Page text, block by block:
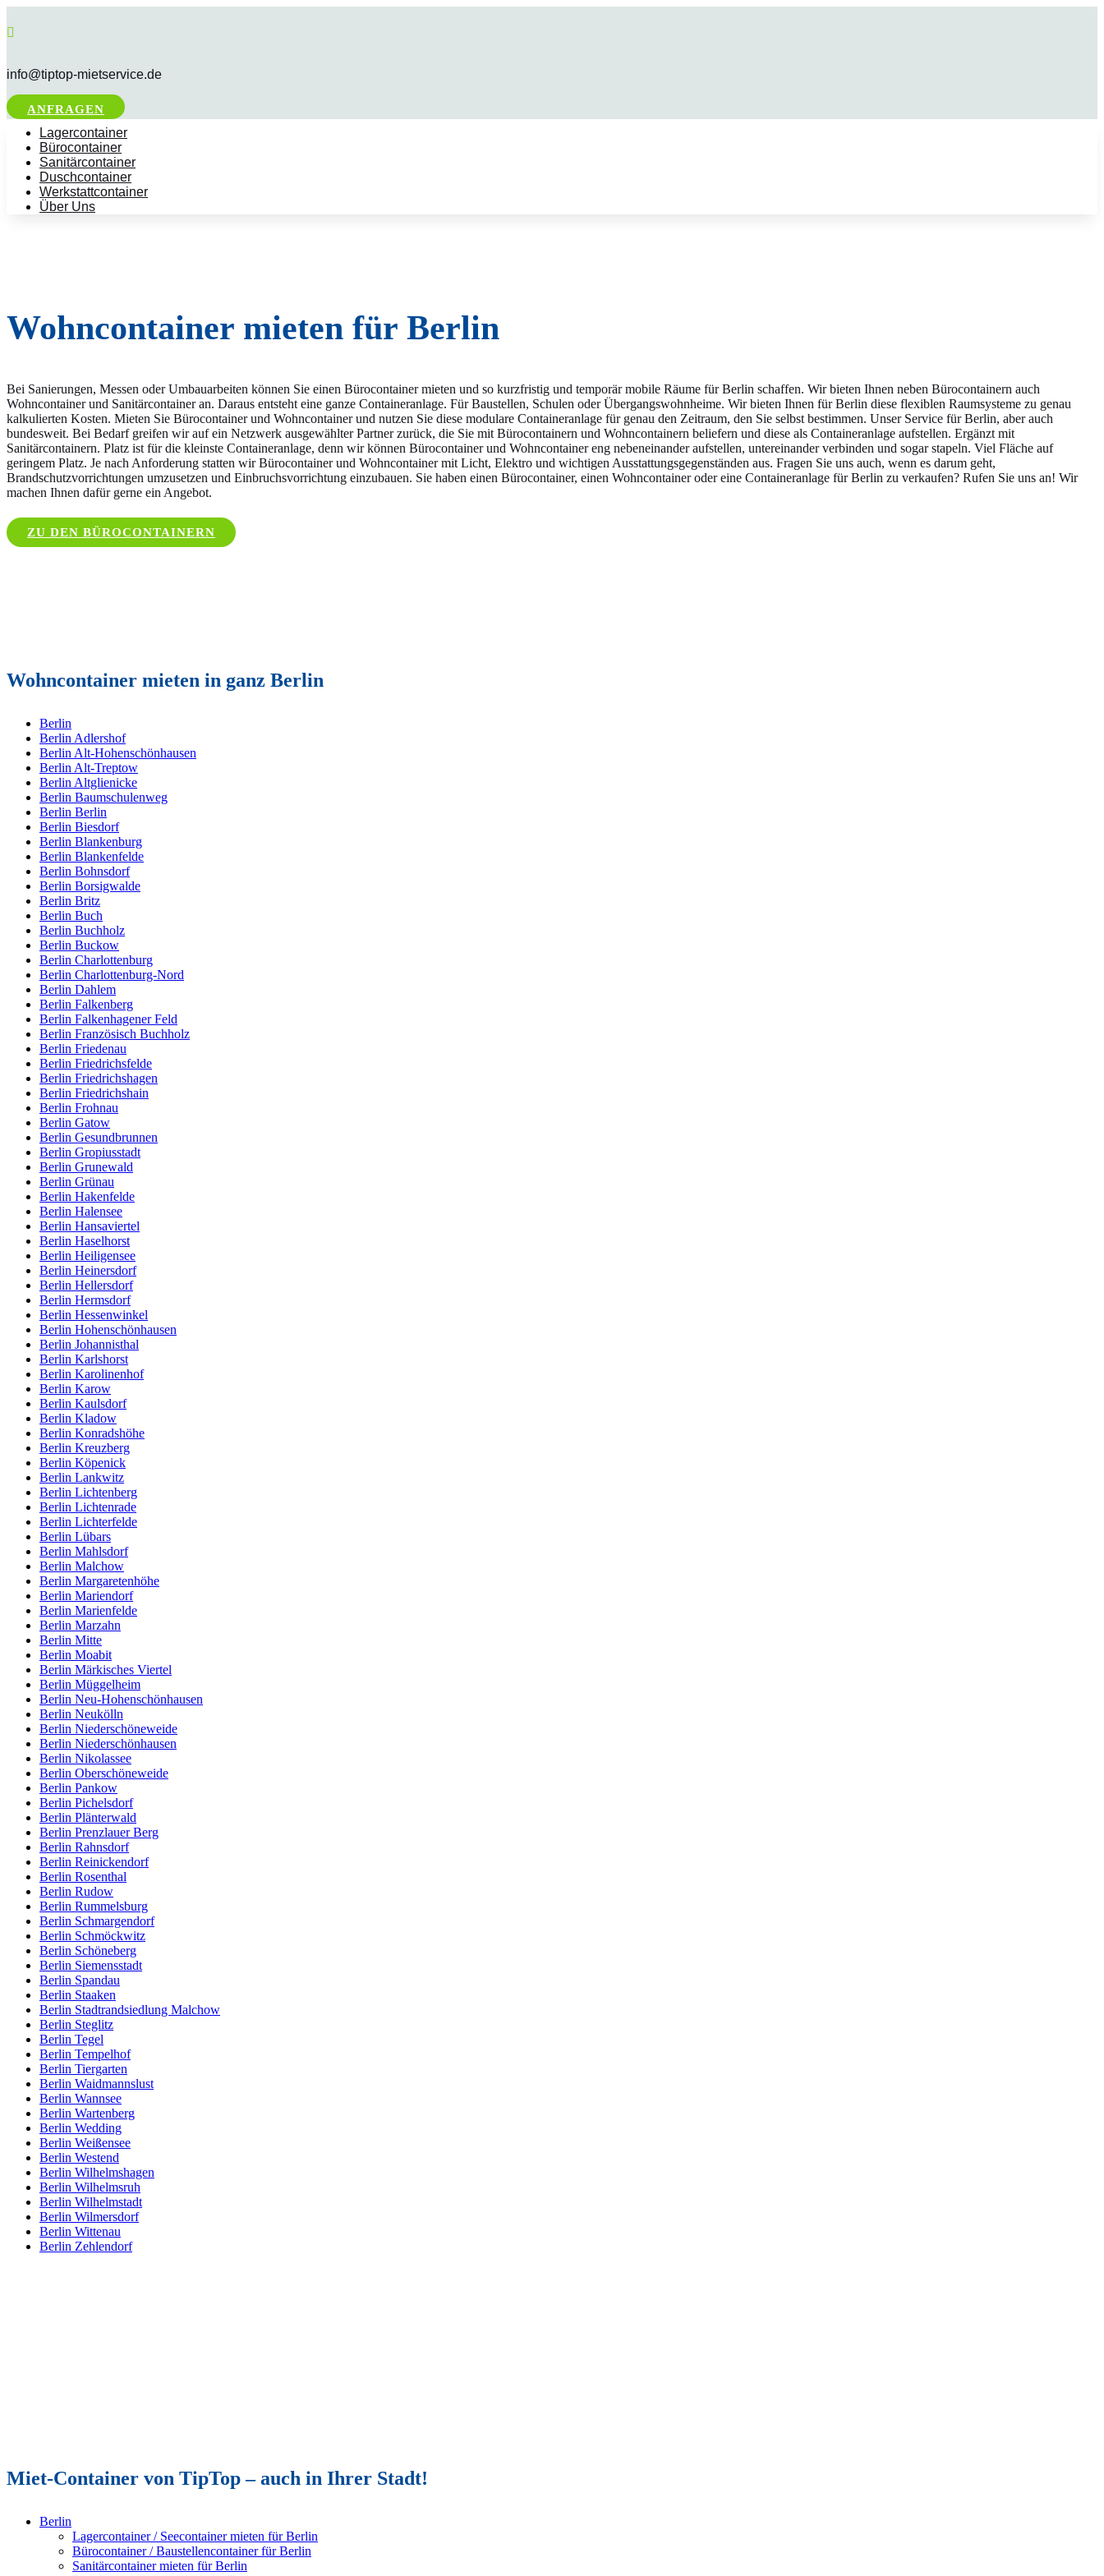

info@tiptop-mietservice.de
ANFRAGEN
Lagercontainer
Bürocontainer
Sanitärcontainer
Duschcontainer
Werkstattcontainer
Über Uns
Wohncontainer mieten für Berlin
Bei Sanierungen, Messen oder Umbauarbeiten können Sie einen Bürocontainer mieten und so kurzfristig und temporär mobile Räume für Berlin schaffen. Wir bieten Ihnen neben Bürocontainern auch
Wohncontainer und Sanitärcontainer an. Daraus entsteht eine ganze Containeranlage. Für Baustellen, Schulen oder Übergangswohnheime. Wir bieten Ihnen für Berlin diese flexiblen Raumsysteme zu genau
kalkulierten Kosten. Mieten Sie Bürocontainer und Wohncontainer und nutzen Sie diese modulare Containeranlage für genau den Zeitraum, den Sie selbst bestimmen. Unser Service für Berlin, aber auch
bundesweit. Bei Bedarf greifen wir auf ein Netzwerk ausgewählter Partner zurück, die Sie mit Bürocontainern und Wohncontainern beliefern und diese als Containeranlage aufstellen. Ergänzt mit
Sanitärcontainern. Platz ist für die kleinste Containeranlage, denn wir können Bürocontainer und Wohncontainer eng nebeneinander aufstellen, untereinander verbinden und sogar stapeln. Viel Fläche auf
geringem Platz. Je nach Anforderung statten wir Bürocontainer und Wohncontainer mit Licht, Elektro und wichtigen Ausstattungsgegenständen aus. Fragen Sie uns auch, wenn es darum geht,
Brandschutzvorrichtungen umzusetzen und Einbruchsvorrichtung einzubauen. Sie haben einen Bürocontainer, einen Wohncontainer oder eine Containeranlage für Berlin zu verkaufen? Rufen Sie uns an! Wir
machen Ihnen dafür gerne ein Angebot.
ZU DEN BÜROCONTAINERN
Wohncontainer mieten in ganz Berlin
Berlin
Berlin Adlershof
Berlin Alt-Hohenschönhausen
Berlin Alt-Treptow
Berlin Altglienicke
Berlin Baumschulenweg
Berlin Berlin
Berlin Biesdorf
Berlin Blankenburg
Berlin Blankenfelde
Berlin Bohnsdorf
Berlin Borsigwalde
Berlin Britz
Berlin Buch
Berlin Buchholz
Berlin Buckow
Berlin Charlottenburg
Berlin Charlottenburg-Nord
Berlin Dahlem
Berlin Falkenberg
Berlin Falkenhagener Feld
Berlin Französisch Buchholz
Berlin Friedenau
Berlin Friedrichsfelde
Berlin Friedrichshagen
Berlin Friedrichshain
Berlin Frohnau
Berlin Gatow
Berlin Gesundbrunnen
Berlin Gropiusstadt
Berlin Grunewald
Berlin Grünau
Berlin Hakenfelde
Berlin Halensee
Berlin Hansaviertel
Berlin Haselhorst
Berlin Heiligensee
Berlin Heinersdorf
Berlin Hellersdorf
Berlin Hermsdorf
Berlin Hessenwinkel
Berlin Hohenschönhausen
Berlin Johannisthal
Berlin Karlshorst
Berlin Karolinenhof
Berlin Karow
Berlin Kaulsdorf
Berlin Kladow
Berlin Konradshöhe
Berlin Kreuzberg
Berlin Köpenick
Berlin Lankwitz
Berlin Lichtenberg
Berlin Lichtenrade
Berlin Lichterfelde
Berlin Lübars
Berlin Mahlsdorf
Berlin Malchow
Berlin Margaretenhöhe
Berlin Mariendorf
Berlin Marienfelde
Berlin Marzahn
Berlin Mitte
Berlin Moabit
Berlin Märkisches Viertel
Berlin Müggelheim
Berlin Neu-Hohenschönhausen
Berlin Neukölln
Berlin Niederschöneweide
Berlin Niederschönhausen
Berlin Nikolassee
Berlin Oberschöneweide
Berlin Pankow
Berlin Pichelsdorf
Berlin Plänterwald
Berlin Prenzlauer Berg
Berlin Rahnsdorf
Berlin Reinickendorf
Berlin Rosenthal
Berlin Rudow
Berlin Rummelsburg
Berlin Schmargendorf
Berlin Schmöckwitz
Berlin Schöneberg
Berlin Siemensstadt
Berlin Spandau
Berlin Staaken
Berlin Stadtrandsiedlung Malchow
Berlin Steglitz
Berlin Tegel
Berlin Tempelhof
Berlin Tiergarten
Berlin Waidmannslust
Berlin Wannsee
Berlin Wartenberg
Berlin Wedding
Berlin Weißensee
Berlin Westend
Berlin Wilhelmshagen
Berlin Wilhelmsruh
Berlin Wilhelmstadt
Berlin Wilmersdorf
Berlin Wittenau
Berlin Zehlendorf
Miet-Container von TipTop – auch in Ihrer Stadt!
Berlin
Lagercontainer / Seecontainer mieten für Berlin
Bürocontainer / Baustellencontainer für Berlin
Sanitärcontainer mieten für Berlin